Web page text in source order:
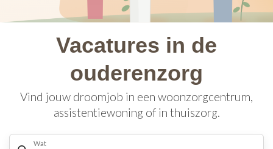
Vacatures in de
ouderenzorg
Vind jouw droomjob in een woonzorgcentrum,
assistentiewoning of in thuiszorg.
Wat